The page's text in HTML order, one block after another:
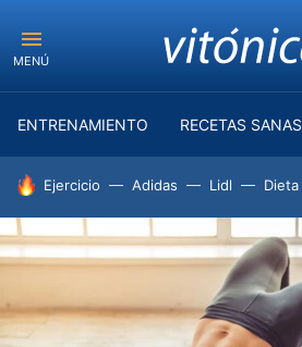
MENÚ
ENTRENAMIENTO RECETAS SANAS
HOY SE HABLA DE
Ejercicio Adidas Lidl Dieta